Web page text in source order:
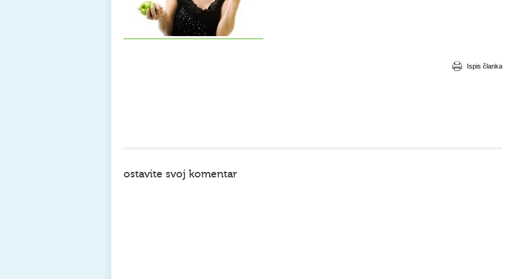
Ispis članka
ostavite svoj komentar